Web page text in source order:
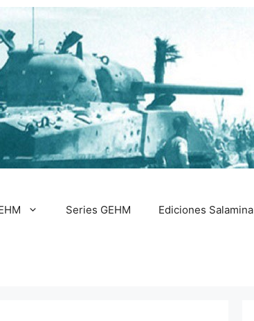
Series GEHM Ediciones Salamina